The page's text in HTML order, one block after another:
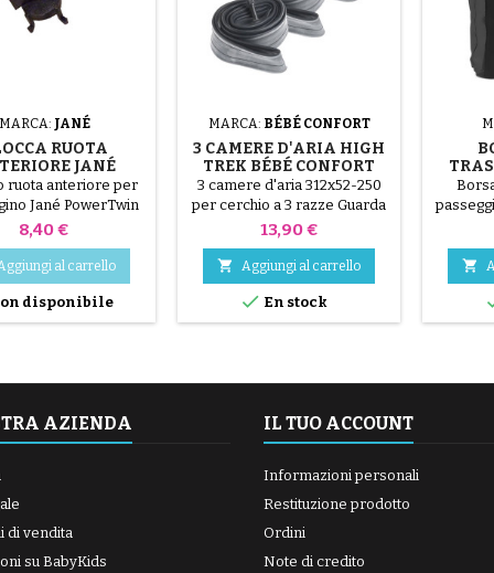
MARCA: JANÉ
RUOTA
JANÉ
E SLALOM
PRO
ruota anteriore per
Jané PowerTwin
Pro
Prezzo
8,40 €
al carrello
disponibile
MARCA: BÉBÉ CONFORT
3 CAMERE D'ARIA HIGH
TREK BÉBÉ CONFORT
3 camere d'aria 312x52-250
per cerchio a 3 razze Guarda
il video qui sotto per evitare di
forare le camere d'aria
durante il montaggio.
MONTAGGIO VIDEO.
Prezzo
13,90 €
 Aggiungi al carrello
 En stock
/
Eezy S
Eezy

AZIENDA
di vendita
su BabyKids
IL TUO ACCOUNT
Informazioni personali
Restituzione prodotto
Ordini
Note di credito